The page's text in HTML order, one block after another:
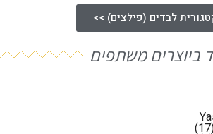
לבדים (פילצים) >>
ביוצרים משתפים